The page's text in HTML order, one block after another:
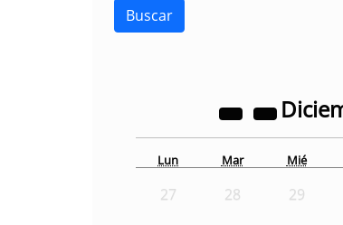
Lun Mar Mié
27 28 29